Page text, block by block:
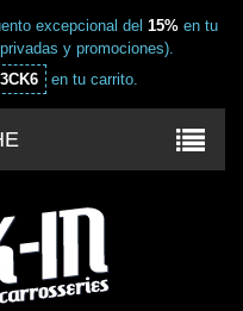
excepcional del 15%en tu
y promociones).
en tu carrito.